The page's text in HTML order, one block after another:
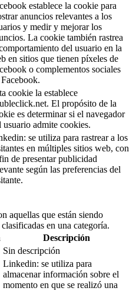
establece la cookie para
anuncios relevantes a los
y medir y mejorar los
La cookie también rastrea
del usuario en la
en sitios que tienen píxeles de
o complementos sociales
cookie la establece
El propósito de la
es determinar si el navegador
usuario admite cookies.
se utiliza para rastrear a los
en múltiples sitios web, con
de presentar publicidad
según las preferencias del
aquellas que están siendo
en una categoría.
Descripción
Sin descripción
Linkedin: se utiliza para
almacenar información sobre el
momento en que se realizó una